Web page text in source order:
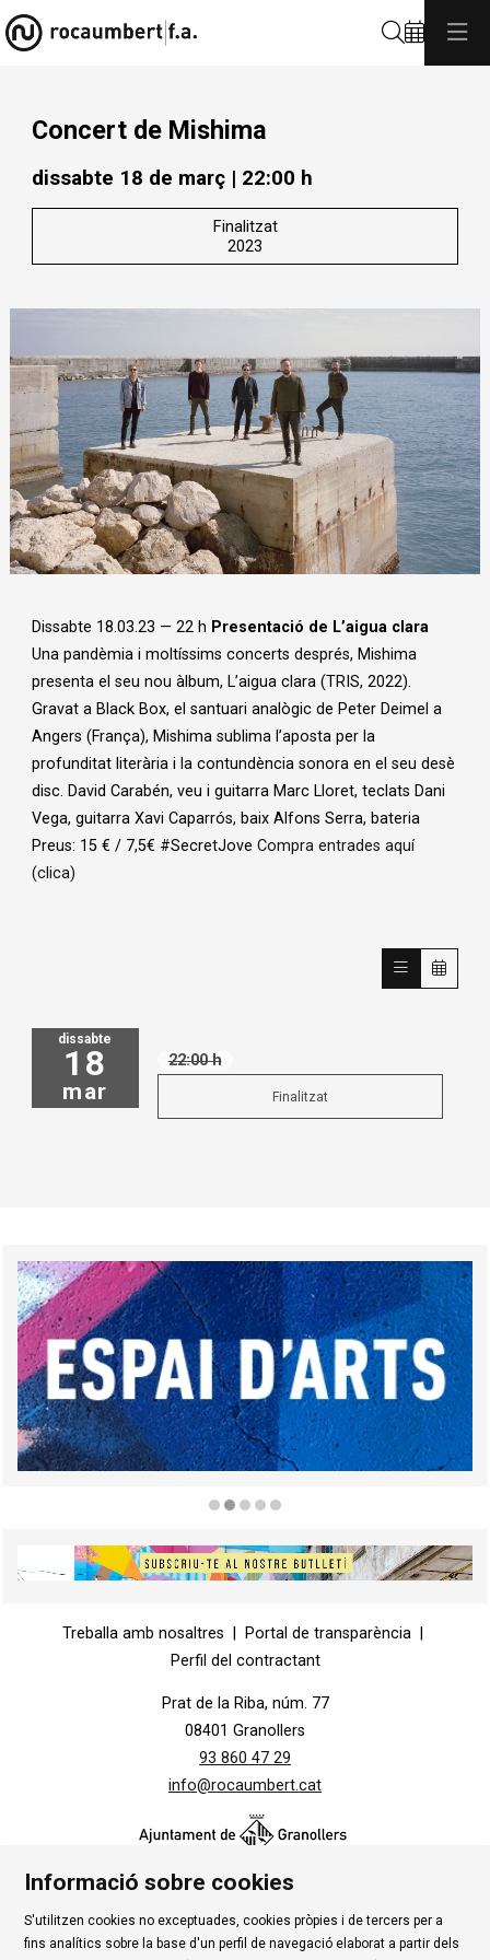
Concert de Mishima
dissabte 18 de març | 22:00 h
Finalitzat
2023
Dissabte 18.03.23 — 22 h Presentació de L’aigua clara
Una pandèmia i moltíssims concerts després, Mishima
presenta el seu nou àlbum, L’aigua clara (TRIS, 2022).
Gravat a Black Box, el santuari analògic de Peter Deimel a
Angers (França), Mishima sublima l’aposta per la
profunditat literària i la contundència sonora en el seu desè
disc. David Carabén, veu i guitarra Marc Lloret, teclats Dani
Vega, guitarra Xavi Caparrós, baix Alfons Serra, bateria
Preus: 15 € / 7,5€ #SecretJove Compra entrades aquí
(clica)
dissabte
18
mar
22:00 h
Finalitzat
Treballa amb nosaltres
Portal de transparència
Perfil del contractant
Prat de la Riba, núm. 77
08401 Granollers
93 860 47 29
info@rocaumbert.cat
Contacte | Instància Genèrica | Alta Tercers
|
Informació sobre cookies
S'utilitzen cookies no exceptuades, cookies pròpies i de tercers per a
fins analítics sobre la base d'un perfil de navegació elaborat a partir dels